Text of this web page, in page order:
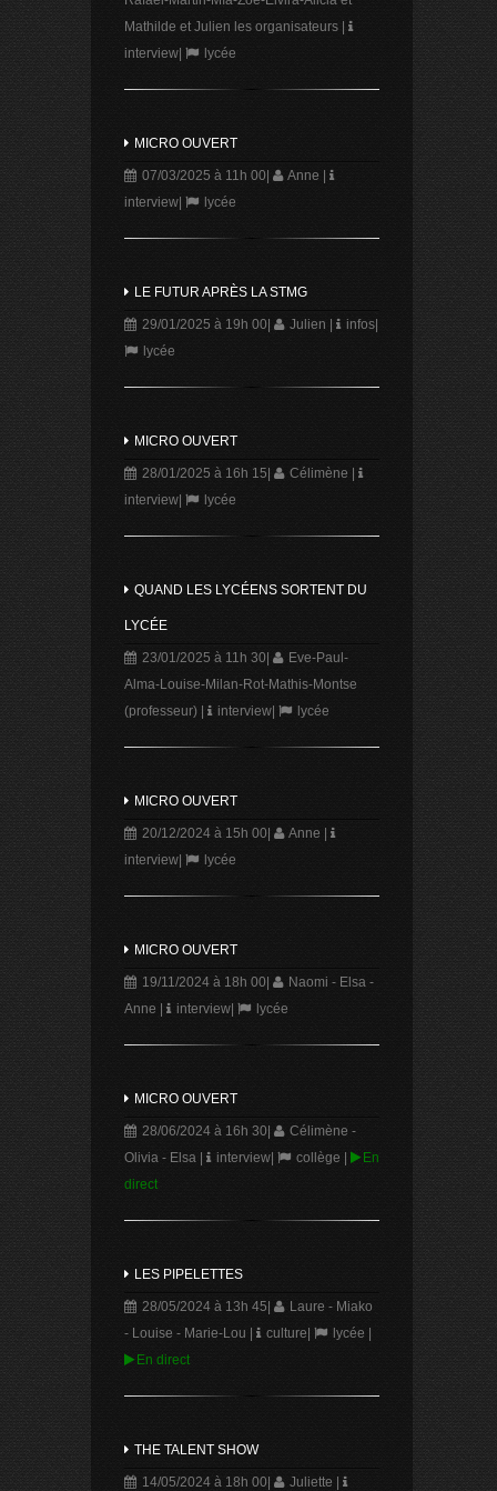
Mathilde et Julien les organisateurs|
interview| lycée
MICRO OUVERT
07/03/2025 à 11h 00| Anne
interview| lycée
LE FUTUR APRÈS LA STMG
29/01/2025 à 19h 00 Julien infos|
lycée
MICRO OUVERT
28/01/2025 à 16h 15 Célimène
interview| lycée
QUAND LES LYCÉENS SORTENT DU
LYCÉE
23/01/2025 à 11h 30|
Eve-Paul-
Alma-Louise-Milan-Rot-Mathis-Montse
(professeur)| interview| lycée
MICRO OUVERT
20/12/2024 à 15h 00| Anne
interview| lycée
MICRO OUVERT
19/11/2024 à 18h 00|
Naomi - Elsa -
Anne
interview| lycée
MICRO OUVERT
28/06/2024 à 16h 30|
Célimène -
Olivia - Elsa| interview| collège
En
direct
LES PIPELETTES
28/05/2024 à 13h 45
Laure - Miako
- Louise - Marie-Lou
culture lycée
En direct
THE TALENT SHOW
14/05/2024 à 18h 00 Juliette